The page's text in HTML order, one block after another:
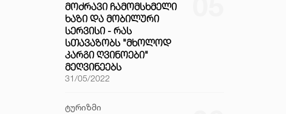
ᲛᲝᲫᲠᲐᲕᲘ ᲩᲐᲛᲝᲛᲡᲮᲛᲔᲚᲘ
ᲮᲐᲖᲘ ᲓᲐ ᲛᲝᲑᲘᲚᲣᲠᲘ
ᲡᲔᲠᲕᲘᲡᲘ - ᲠᲐᲡ
ᲡᲗᲐᲕᲐᲖᲝᲑᲡ "ᲛᲮᲝᲚᲝᲓ
ᲙᲐᲠᲒᲘ ᲦᲕᲘᲜᲝᲔᲑᲘ"
ᲛᲔᲦᲕᲘᲜᲔᲔᲑᲡ
31/05/2022
ტურიზმი